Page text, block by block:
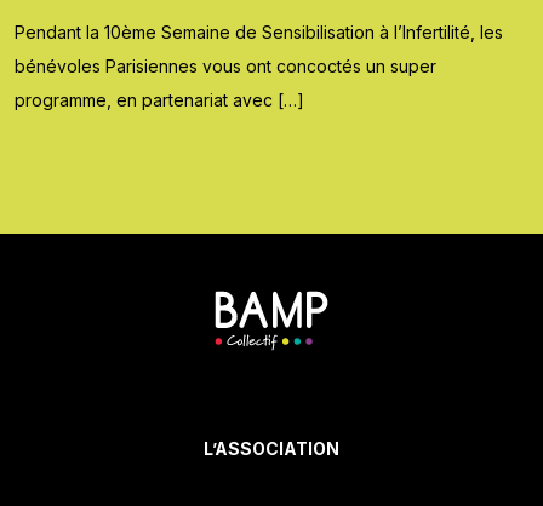
Pendant la 10ème Semaine de Sensibilisation à l’Infertilité, les
bénévoles Parisiennes vous ont concoctés un super
programme, en partenariat avec […]
L’ASSOCIATION